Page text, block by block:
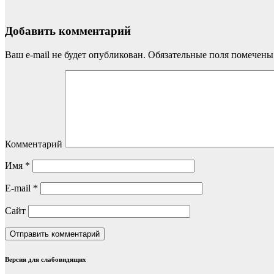
Добавить комментарий
Ваш e-mail не будет опубликован. Обязательные поля
Комментарий
Имя *
E-mail *
Сайт
Версия для слабовидящих